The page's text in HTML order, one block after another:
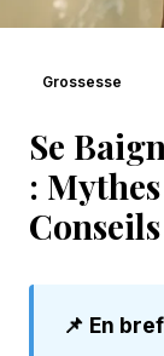
Grossesse
Se
:
📌 En bref